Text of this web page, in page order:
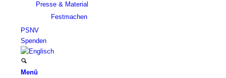
Presse & Material
Festmachen
PSNV
Spenden
Menü